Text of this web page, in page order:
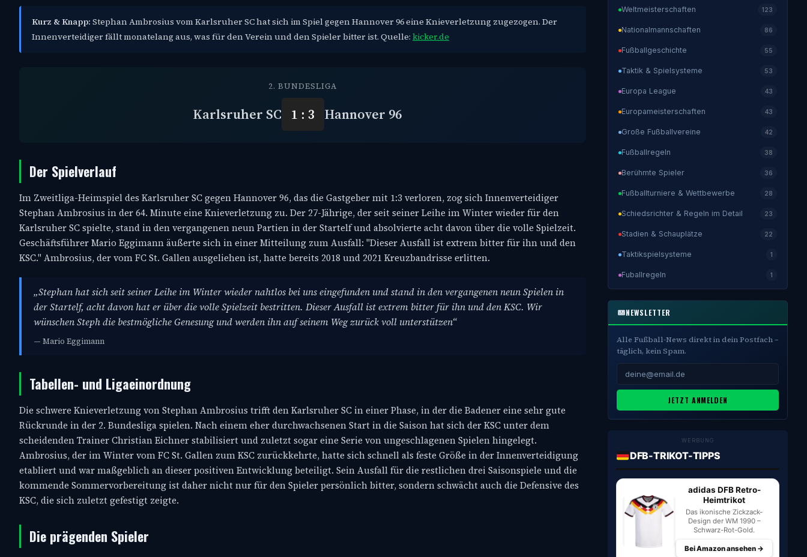
Kurz & Knapp: Stephan Ambrosius vom Karlsruher SC hat sich im Spiel gegen Hannover 96 eine Knieverletzung zugezogen. Der
Innenverteidiger fällt monatelang aus, was für den Verein und den Spieler bitter ist. Quelle: kicker.de
2. BUNDESLIGA
Karlsruher SC 1 : 3 Hannover 96
Der Spielverlauf
Im Zweitliga-Heimspiel des Karlsruher SC gegen Hannover 96, das die Gastgeber mit 1:3 verloren, zog sich Innenverteidiger
Stephan Ambrosius in der 64. Minute eine Knieverletzung zu. Der 27-Jährige, der seit seiner Leihe im Winter wieder für den
Karlsruher SC spielte, stand in den vergangenen neun Partien in der Startelf und absolvierte acht davon über die volle Spielzeit.
Geschäftsführer Mario Eggimann äußerte sich in einer Mitteilung zum Ausfall: "Dieser Ausfall ist extrem bitter für ihn und den
KSC." Ambrosius, der vom FC St. Gallen ausgeliehen ist, hatte bereits 2018 und 2021 Kreuzbandrisse erlitten.
„Stephan hat sich seit seiner Leihe im Winter wieder nahtlos bei uns eingefunden und stand in den vergangenen neun Spielen in
der Startelf, acht davon hat er über die volle Spielzeit bestritten. Dieser Ausfall ist extrem bitter für ihn und den KSC. Wir
wünschen Steph die bestmögliche Genesung und werden ihn auf seinem Weg zurück voll unterstützen“
— Mario Eggimann
Tabellen- und Ligaeinordnung
Die schwere Knieverletzung von Stephan Ambrosius trifft den Karlsruher SC in einer Phase, in der die Badener eine sehr gute
Rückrunde in der 2. Bundesliga spielen. Nach einem eher durchwachsenen Start in die Saison hat sich der KSC unter dem
scheidenden Trainer Christian Eichner stabilisiert und zuletzt sogar eine Serie von ungeschlagenen Spielen hingelegt.
Ambrosius, der im Winter vom FC St. Gallen zum KSC zurückkehrte, hatte sich schnell als feste Größe in der Innenverteidigung
etabliert und war maßgeblich an dieser positiven Entwicklung beteiligt. Sein Ausfall für die restlichen drei Saisonspiele und die
kommende Sommervorbereitung ist daher nicht nur für den Spieler persönlich bitter, sondern schwächt auch die Defensive des
KSC, die sich zuletzt gefestigt zeigte.
Die prägenden Spieler
Weltmeisterschaften 123
Nationalmannschaften 86
Fußballgeschichte 55
Taktik & Spielsysteme 53
Europa League 43
Europameisterschaften 43
Große Fußballvereine 42
Fußballregeln 38
Berühmte Spieler 36
Fußballturniere & Wettbewerbe 28
Schiedsrichter & Regeln im Detail 23
Stadien & Schauplätze 22
Taktikspielsysteme 1
Fuballregeln 1
NEWSLETTER
Alle Fußball-News direkt in dein Postfach –
täglich, kein Spam.
JETZT ANMELDEN
WERBUNG
DFB-TRIKOT-TIPPS
adidas DFB Retro-
Heimtrikot
Das ikonische Zickzack-
Design der WM 1990 –
Schwarz-Rot-Gold.
Bei Amazon ansehen →